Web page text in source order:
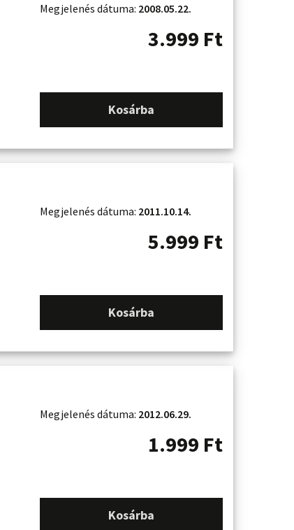
Megjelenés dátuma: 2008.05.22.
3.999 Ft
Kosárba
Megjelenés dátuma: 2011.10.14.
5.999 Ft
Kosárba
Megjelenés dátuma: 2012.06.29.
1.999 Ft
Kosárba